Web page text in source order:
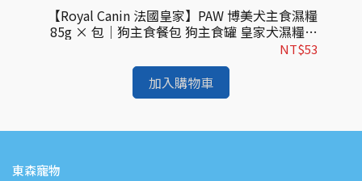
【Royal Canin 法國皇家】PAW 博美犬主食濕糧
85g × 包｜狗主食餐包 狗主食罐 皇家犬濕糧｜
歐洲進口
NT$53
加入購物車
東森寵物